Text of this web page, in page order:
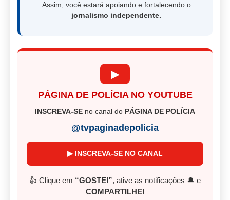
Assim, você estará apoiando e fortalecendo o
jornalismo independente.
▶
PÁGINA DE POLÍCIA NO YOUTUBE
INSCREVA-SE no canal do PÁGINA DE POLÍCIA
@tvpaginadepolicia
▶ INSCREVA-SE NO CANAL
👍 Clique em “GOSTEI”, ative as notificações 🔔 e
COMPARTILHE!